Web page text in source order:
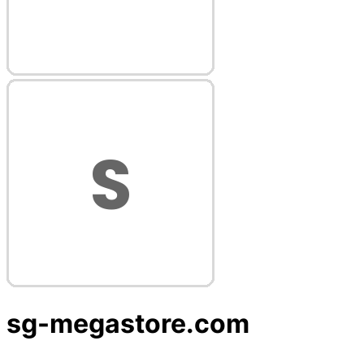
sg-megastore.com